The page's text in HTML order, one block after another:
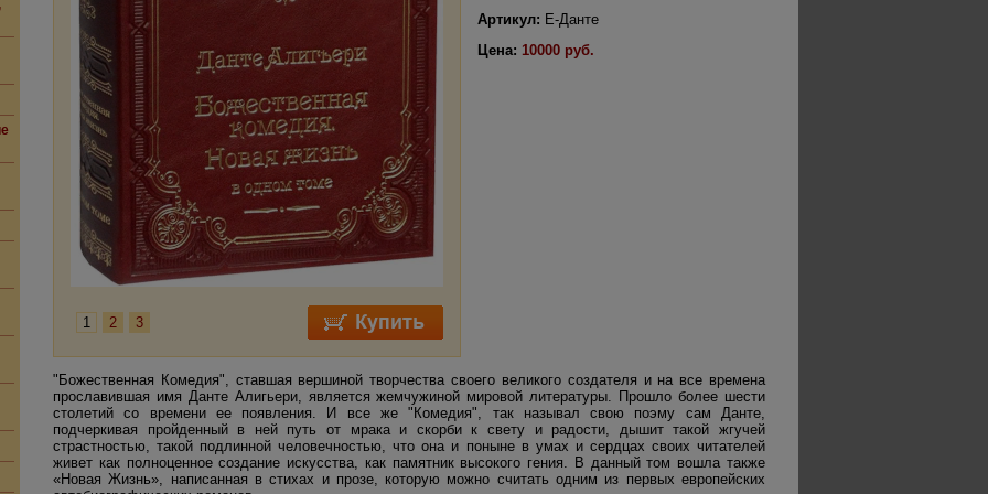
1 2 3
Артикул: Е-Данте
Цена: 10000 руб.
"Божественная Комедия", ставшая вершиной творчества своего великого создателя и на все времена
прославившая имя Данте Алигьери, является жемчужиной мировой литературы. Прошло более шести
столетий со времени ее появления. И все же "Комедия", так называл свою поэму сам Данте,
подчеркивая пройденный в ней путь от мрака и скорби к свету и радости, дышит такой жгучей
страстностью, такой подлинной человечностью, что она и поныне в умах и сердцах своих читателей
живет как полноценное создание искусства, как памятник высокого гения. В данный том вошла также
«Новая Жизнь», написанная в стихах и прозе, которую можно считать одним из первых европейских